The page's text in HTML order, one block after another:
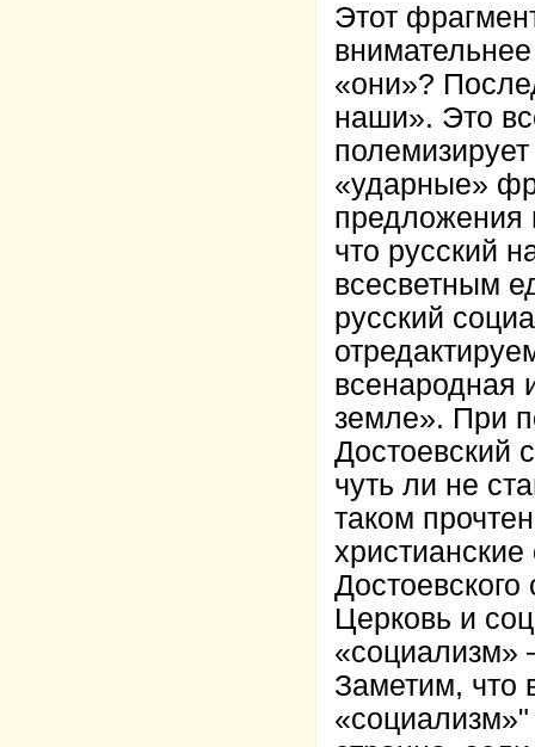
Этот
«они»?
наши». Это
«ударные»
предложения
что русский
всесветным
русский
всенародная
земле». При
Достоевский
чуть ли не
таком
Церковь и
«социализм»
Заметим, что